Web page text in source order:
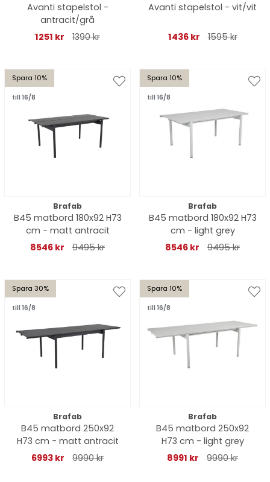
Avanti stapelstol -
antracit/grå
1251 kr
1390 kr
Avanti stapelstol - vit/vit
1436 kr 1595 kr
Spara 10%
till 16/8
Brafab
B45 matbord 180x92 H73
cm - matt antracit
8546 kr
9495 kr
Spara 10%
till 16/8
Brafab
B45 matbord 180x92 H73
cm - light grey
8546 kr
9495 kr
Spara 30%
till 16/8
Brafab
B45 matbord 250x92
H73 cm - matt antracit
6993 kr
9990 kr
Spara 10%
till 16/8
Brafab
B45 matbord 250x92
H73 cm - light grey
8991 kr
9990 kr